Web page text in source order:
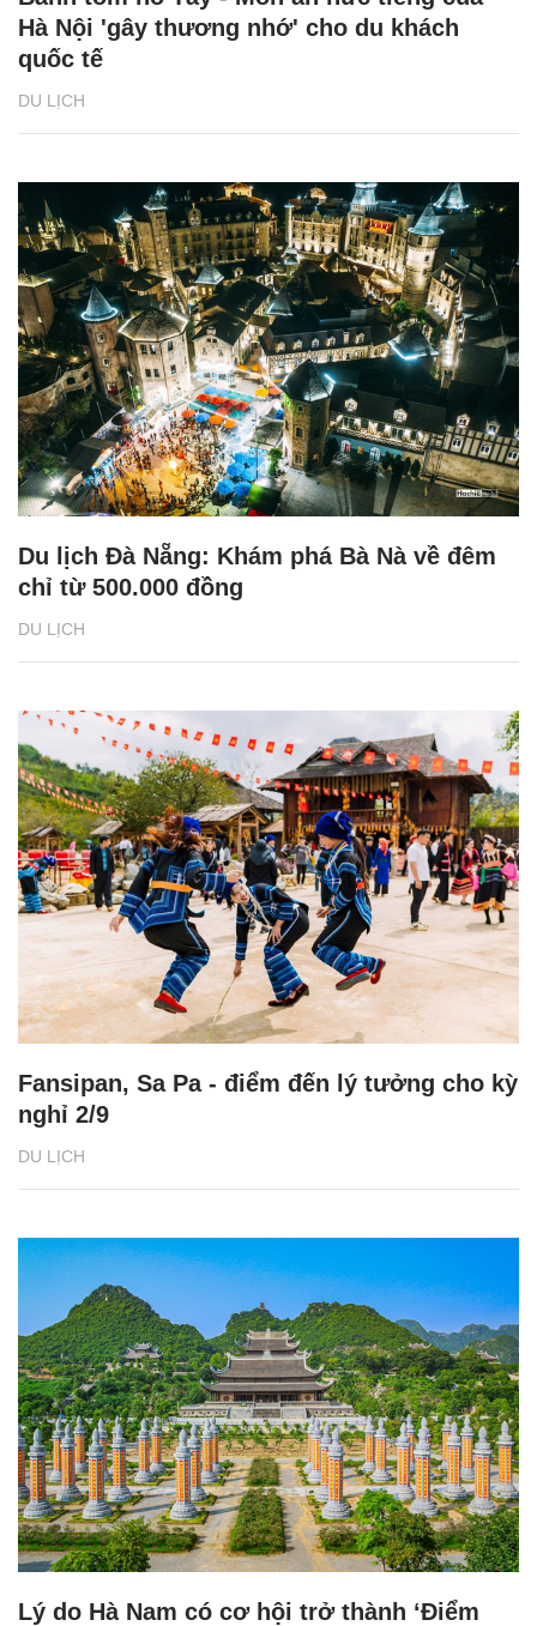
DU LỊCH
Hà Nội 'gây thương nhớ' cho du khách
quốc tế
DU LỊCH
Du lịch Đà Nẵng: Khám phá Bà Nà về đêm
chỉ từ 500.000 đồng
DU LỊCH
Fansipan, Sa Pa - điểm đến lý tưởng cho kỳ
nghỉ 2/9
Lý do Hà Nam có cơ hội trở thành ‘Điểm